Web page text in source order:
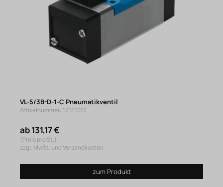
VL-5/3B-D-1-C Pneumatikventil
Artikelnummer: 12151012
ab 131,17 €
(Preis pro St.)
zzgl. MwSt. und Versandkosten
zum Produkt